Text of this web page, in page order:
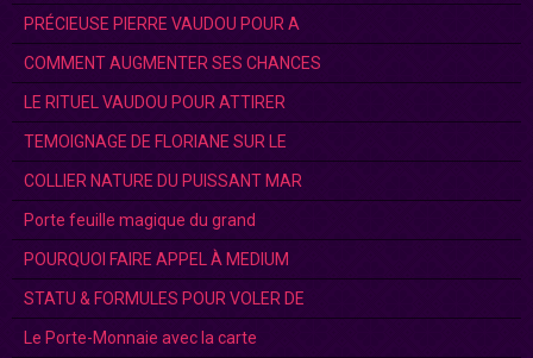
PRÉCIEUSE PIERRE VAUDOU POUR A
COMMENT AUGMENTER SES CHANCES
LE RITUEL VAUDOU POUR ATTIRER
TEMOIGNAGE DE FLORIANE SUR LE
COLLIER NATURE DU PUISSANT MAR
Porte feuille magique du grand
POURQUOI FAIRE APPEL À MEDIUM
STATU & FORMULES POUR VOLER DE
Le Porte-Monnaie avec la carte